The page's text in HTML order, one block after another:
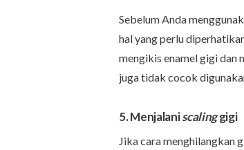
Sebelum Anda
hal yang perlu
mengikis enamel gigi dan
juga tidak cocok
5. Menjalaniscalinggigi
Jika cara menghilangkan